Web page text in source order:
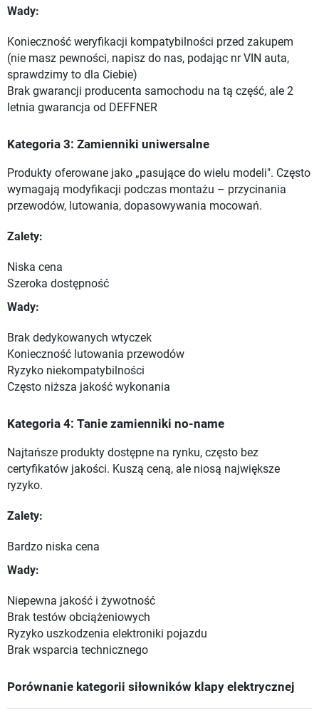
Wady:
Konieczność weryfikacji kompatybilności przed zakupem
(nie masz pewności, napisz do nas, podając nr VIN auta,
sprawdzimy to dla Ciebie)
Brak gwarancji producenta samochodu na tą część, ale 2
letnia gwarancja od DEFFNER
Kategoria 3: Zamienniki uniwersalne
Produkty oferowane jako „pasujące do wielu modeli". Często
wymagają modyfikacji podczas montażu – przycinania
przewodów, lutowania, dopasowywania mocowań.
Zalety:
Niska cena
Szeroka dostępność
Wady:
Brak dedykowanych wtyczek
Konieczność lutowania przewodów
Ryzyko niekompatybilności
Często niższa jakość wykonania
Kategoria 4: Tanie zamienniki no-name
Najtańsze produkty dostępne na rynku, często bez
certyfikatów jakości. Kuszą ceną, ale niosą największe
ryzyko.
Zalety:
Bardzo niska cena
Wady:
Niepewna jakość i żywotność
Brak testów obciążeniowych
Ryzyko uszkodzenia elektroniki pojazdu
Brak wsparcia technicznego
Porównanie kategorii siłowników klapy elektrycznej